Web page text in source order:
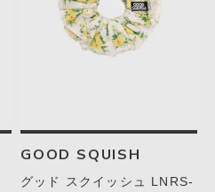
GOOD SQUISH
グッド スクイッシュ LNRS-